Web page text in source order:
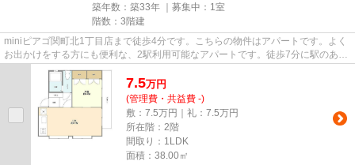
築年数：築33年 ｜募集中： 1室
階数：3階建
miniピアゴ関町北1丁目店まで徒歩4分です。こちらの物件はアパートです。よく
お出かけをする方にも便利な、2駅利用可能なアパートです。徒歩7分に駅のあ
る、ニーズの高い物件です。練...
7.5万円
(管理費・共益費 -)
敷：7.5万円｜礼：7.5万円
所在階：2階
間取り：1LDK
面積：38.00㎡